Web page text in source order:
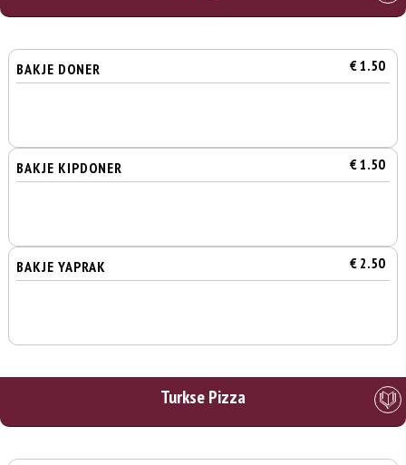
BAKJE DONER € 1.50
BAKJE KIPDONER € 1.50
BAKJE YAPRAK € 2.50
Turkse Pizza